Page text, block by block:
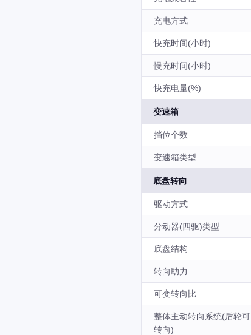
充电方式
快充时间(小时)
慢充时间(小时)
快充电量(%)
变速箱
挡位个数
变速箱类型
底盘转向
驱动方式
分动器(四驱)类型
底盘结构
转向助力
可变转向比
整体主动转向系统(后轮可
转向)